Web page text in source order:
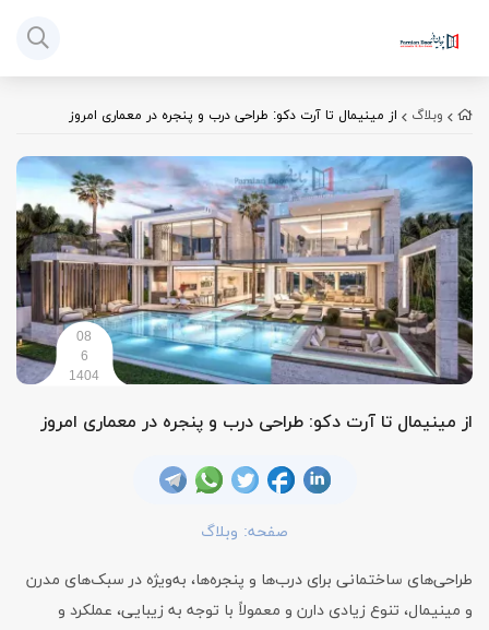
وبلاگ از مینیمال تا آرت دکو: طراحی درب و پنجره در معماری امروز
08
6
1404
از مینیمال تا آرت دکو: طراحی درب و پنجره در معماری امروز
صفحه: وبلاگ
طراحی‌های ساختمانی برای درب‌ها و پنجره‌ها، به‌ویژه در سبک‌های مدرن
و مینیمال، تنوع زیادی دارن و معمولاً با توجه به زیبایی، عملکرد و